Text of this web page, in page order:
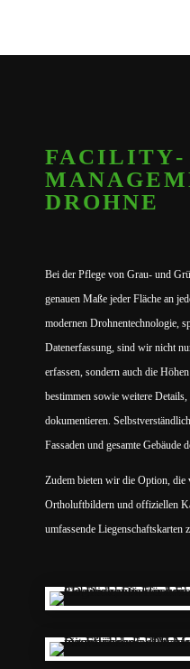
FACILITY­
DROHNE
Bei der Pflege von Grau- und
genauen Maße jeder Fläche an
modernen Drohnentechnologie,
Datenerfassung, sind wir nicht
erfassen, sondern auch die
bestimmen sowie weitere
dokumentieren.
Fassaden und gesamte Gebäude
Zudem bieten wir die Option, die
Ortholuftbildern und offiziellen
umfassende Liegenschaftskarten